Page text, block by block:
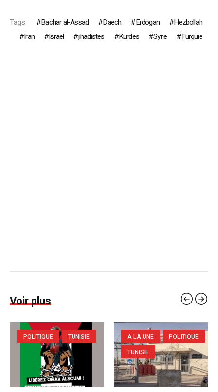
Tags: Bachar al-Assad Daech Erdogan
Hezbollah
Iran
Israël jihadistes Kurdes Syrie Turquie
Voir plus
POLITIQUE TUNISIE A LA UNE
POLITIQUE
TUNISIE